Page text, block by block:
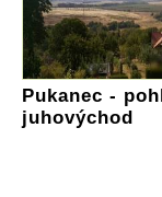
Pukanec -
juhovýchod